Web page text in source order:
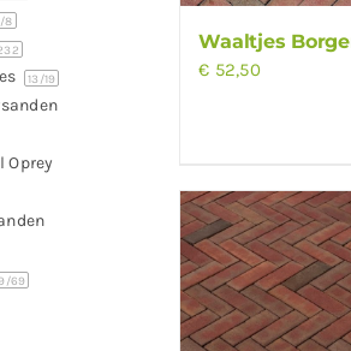
Waaltjes
€ 52,50
/8
13 /19
Oprey
/69